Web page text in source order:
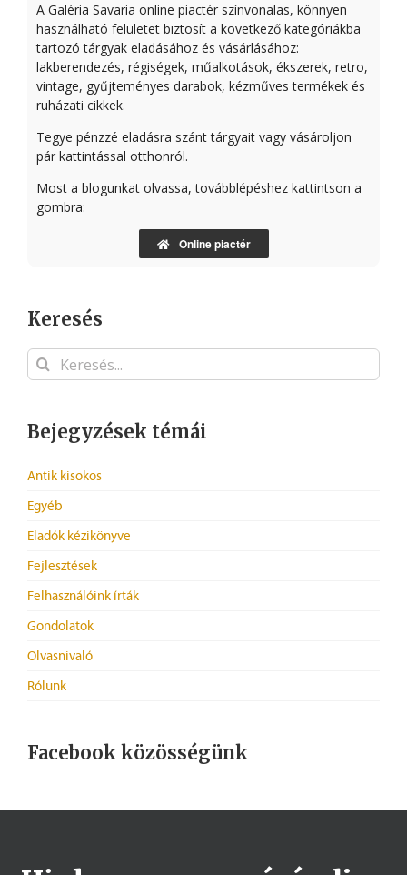
A Galéria Savaria online piactér színvonalas, könnyen
használható felületet biztosít a következő kategóriákba
tartozó tárgyak eladásához és vásárlásához:
lakberendezés, régiségek, műalkotások, ékszerek, retro,
vintage, gyűjteményes darabok, kézműves termékek és
ruházati cikkek.
Tegye pénzzé eladásra szánt tárgyait vagy vásároljon
pár kattintással otthonról.
Most a blogunkat olvassa, továbblépéshez kattintson a
gombra:
Online piactér
Keresés
Keresés...
Bejegyzések témái
Antik kisokos
Egyéb
Eladók kézikönyve
Fejlesztések
Felhasználóink írták
Gondolatok
Olvasnivaló
Rólunk
Facebook közösségünk